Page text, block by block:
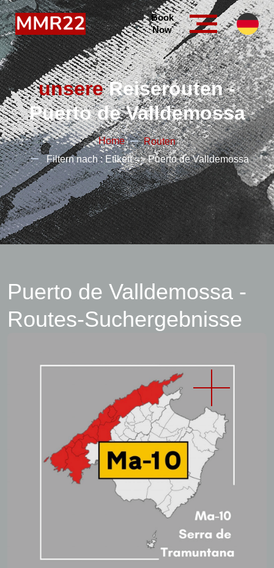
Book
Now
unsereReiserouten -
Puerto de Valldemossa
Home
Routen
Filtern nach : Etikett => Puerto de Valldemossa
Puerto de Valldemossa -
Routes-Suchergebnisse